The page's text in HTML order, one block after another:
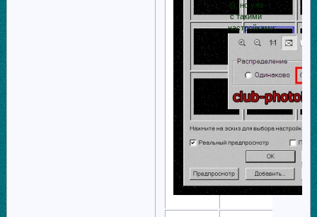
8), но уже
с такими
настройками: